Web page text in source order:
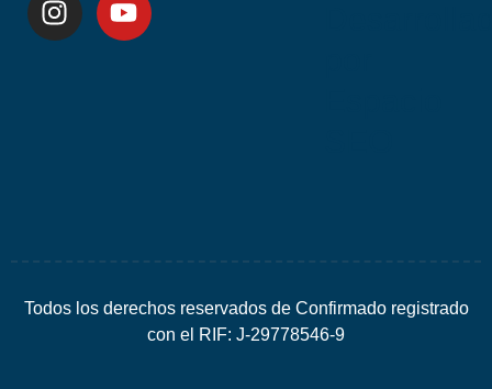
Todos los derechos reservados de Confirmado registrado
con el RIF: J-29778546-9